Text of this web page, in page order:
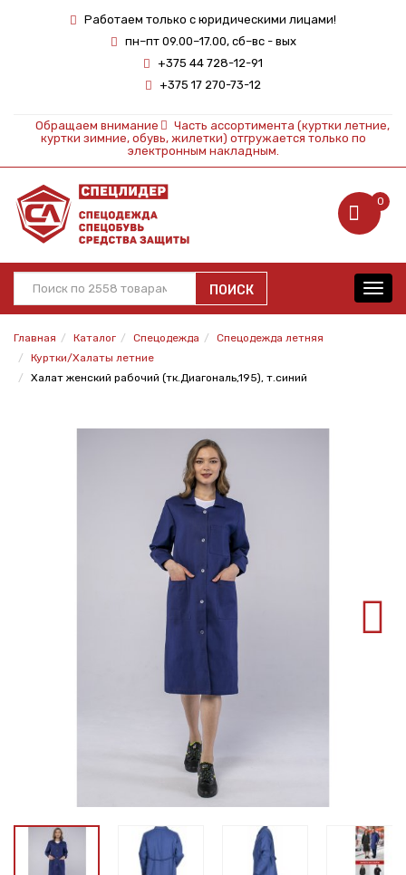
Работаем только с юридическими лицами!
пн–пт 09.00–17.00, сб–вс - вых
+375 44 728-12-91
+375 17 270-73-12
Обращаем внимание
Часть ассортимента (куртки летние,
куртки зимние, обувь, жилетки) отгружается только по
электронным накладным.
0
ПОИСК
Главная Каталог Спецодежда
Спецодежда летняя
Куртки/Халаты летние
Халат женский рабочий (тк.Диагональ,195), т.синий